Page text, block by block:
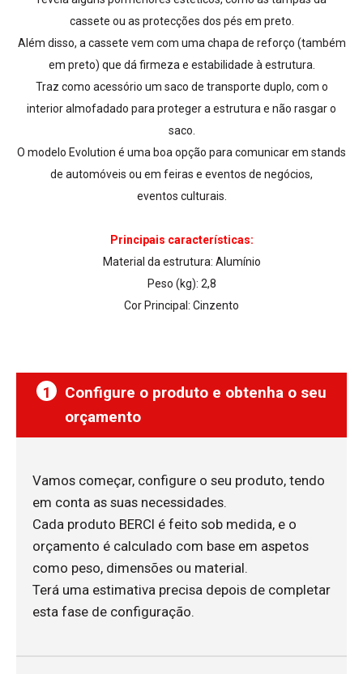
cassete ou as protecções dos pés em preto.
Além disso, a cassete vem com uma chapa de reforço (também
em preto) que dá firmeza e estabilidade à estrutura.
Traz como acessório um saco de transporte duplo, com o
interior almofadado para proteger a estrutura e não rasgar o
saco.
O modelo Evolution é uma boa opção para comunicar em stands
de automóveis ou em feiras e eventos de negócios,
eventos culturais.
Principais características:
Material da estrutura: Alumínio
Peso (kg): 2,8
Cor Principal: Cinzento
1
Configure o produto e obtenha o seu
orçamento
Vamos começar, configure o seu produto, tendo
em conta as suas necessidades.
Cada produto BERCI é feito sob medida, e o
orçamento é calculado com base em aspetos
como peso, dimensões ou material.
Terá uma estimativa precisa depois de completar
esta fase de configuração.